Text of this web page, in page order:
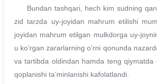
Bundan tashqari, hech kim sudning
zid tarzda uy-joyidan mahrum etilishi
joyidan mahrum etilgan mulkdorga uy-
u koʻrgan zararlarning oʻrni qonunda
va tartibda oldindan hamda teng qiymatda
qoplanishi taʼminlanishi kafolatlandi.